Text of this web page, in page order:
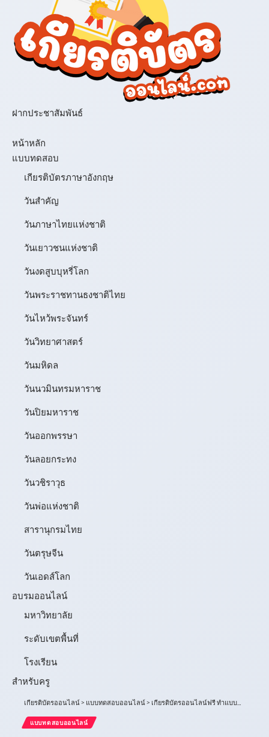
ฝากประชาสัมพันธ์
หน้าหลัก
แบบทดสอบ
เกียรติบัตรภาษาอังกฤษ
วันสำคัญ
วันภาษาไทยแห่งชาติ
วันเยาวชนแห่งชาติ
วันงดสูบบุหรี่โลก
วันพระราชทานธงชาติไทย
วันไหว้พระจันทร์​
วันวิทยาศาสตร์
วันมหิดล
วันนวมินทรมหาราช
วันปิยมหาราช
วันออกพรรษา
วันลอยกระทง
วันวชิราวุธ
วันพ่อแห่งชาติ
สารานุกรมไทย
วันตรุษจีน
วันเอดส์โลก
อบรมออนไลน์
มหาวิทยาลัย
ระดับเขตพื้นที่
โรงเรียน
สำหรับครู
เกียรติบัตรออนไลน์> แบบทดสอบออนไลน์> เกียรติบัตรออนไลน์ฟรี ทำแบบทดสอบออนไลน์ ข้อสอบออนไลน์แบบทดสอบแบบทดสอบออนไลน์ เรื่อง รู้รักษ์ภาษาไทย “เขียนภาษาไทยให้ถูกต้อง” ประจำปี 2566
แบบทดสอบออนไลน์